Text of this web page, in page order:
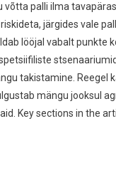
võtta palli ilma
järgides vale
lööjal vabalt punkte
takistamine. Reegel
mängu jooksul
Key sections in the